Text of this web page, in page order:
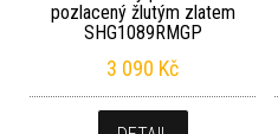
pozlacený žlutým zlatem
SHG1089RMGP
3 090 Kč